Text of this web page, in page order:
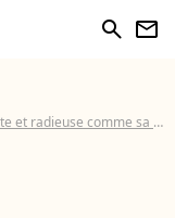
search newsletter
comme sa partenaire Audrey Fleurot !